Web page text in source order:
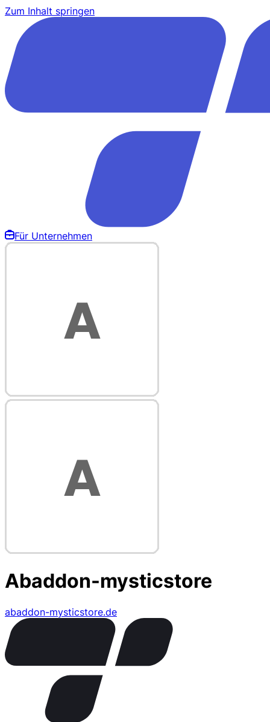
Zum Inhalt springen
Für Unternehmen
Abaddon-mysticstore
abaddon-mysticstore.de